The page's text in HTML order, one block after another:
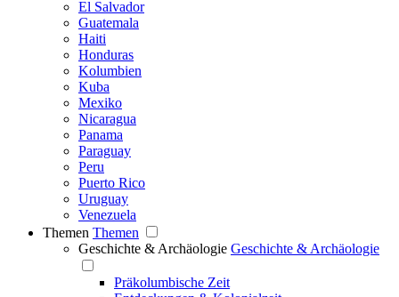
El Salvador
Guatemala
Haiti
Honduras
Kolumbien
Kuba
Mexiko
Nicaragua
Panama
Paraguay
Peru
Puerto Rico
Uruguay
Venezuela
Themen Themen
Geschichte & Archäologie Geschichte & Archäologie
Präkolumbische Zeit